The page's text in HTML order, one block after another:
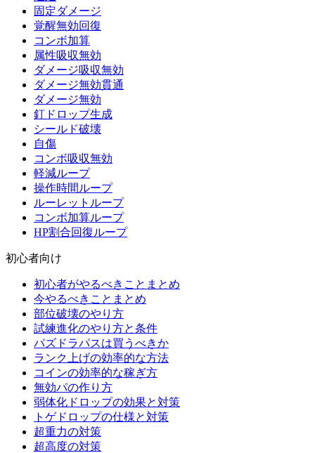
固定ダメージ
覚醒無効回復
コンボ加算
属性吸収無効
ダメージ吸収無効
ダメージ無効貫通
ダメージ無効
釘ドロップ生成
シールド破壊
自傷
コンボ吸収無効
軽減ループ
操作時間ループ
ルーレットループ
コンボ加算ループ
HP割合回復ループ
初心者向け
初心者がやるべきことまとめ
今やるべきことまとめ
部位破壊のやり方
試練進化のやり方と条件
パズドラパスは買うべきか
ランク上げの効率的な方法
コインの効率的な稼ぎ方
無効パの作り方
弱体化ドロップの効果と対策
トゲドロップの仕様と対策
超重力の対策
超高度の対策